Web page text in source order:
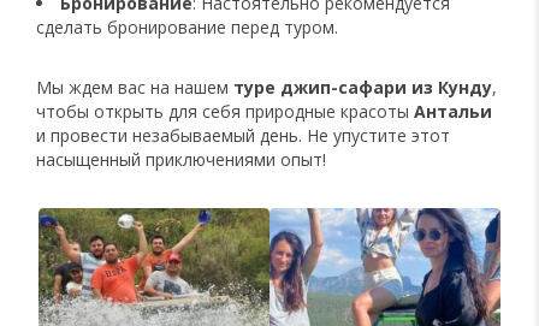
сделать бронирование перед туром.
Мы ждем вас на нашем туре джип-сафари из Кунду,
чтобы открыть для себя природные красоты Антальи
и провести незабываемый день. Не упустите этот
насыщенный приключениями опыт!